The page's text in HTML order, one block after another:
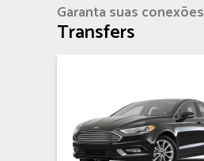
Garanta suas conexões
Transfers